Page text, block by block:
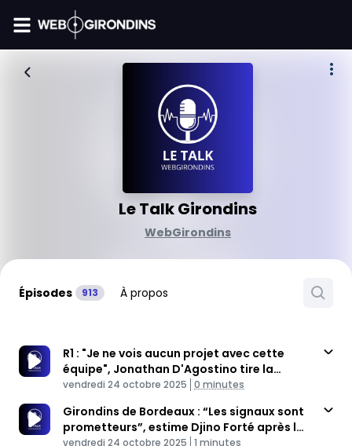
FIL INFO
Le Talk Girondins
WebGirondins
Épisodes 913 À propos
R1 : "Je ne vois aucun projet avec cette
équipe", Jonathan D'Agostino tire la
sonnette d'alarme
Published At
vendredi 24 octobre 2025 Time
0 minutes
Girondins de Bordeaux : “Les signaux sont
prometteurs”, estime Djino Forté après la
victoire face à La Roche VF
Published At
vendredi 24 octobre 2025 Time
1 minutes